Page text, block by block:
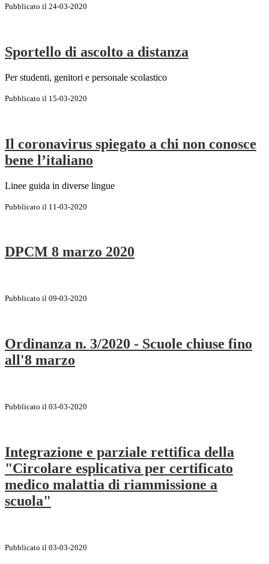
Pubblicato il 24-03-2020
Sportello di ascolto a distanza
Per studenti, genitori e personale scolastico
Pubblicato il 15-03-2020
Il coronavirus spiegato a chi non conosce
bene l’italiano
Linee guida in diverse lingue
Pubblicato il 11-03-2020
DPCM 8 marzo 2020
Pubblicato il 09-03-2020
Ordinanza n. 3/2020 - Scuole chiuse fino
all'8 marzo
Pubblicato il 03-03-2020
Integrazione e parziale rettifica della
"Circolare esplicativa per certificato
medico malattia di riammissione a
scuola"
Pubblicato il 03-03-2020